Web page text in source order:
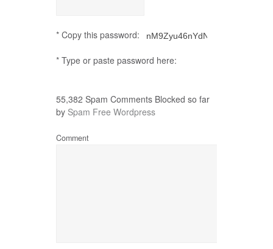
* Copy this password:
* Type or paste password here:
55,382 Spam Comments Blocked so far
by Spam Free Wordpress
Comment